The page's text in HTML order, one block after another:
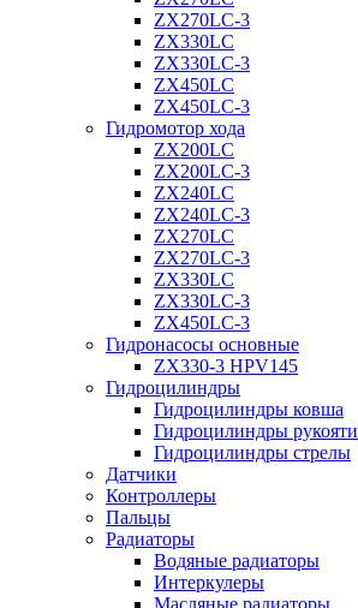
ZX270LC-3
ZX330LC
ZX330LC-3
ZX450LC
ZX450LC-3
Гидромотор хода
ZX200LC
ZX200LC-3
ZX240LC
ZX240LC-3
ZX270LC
ZX270LC-3
ZX330LC
ZX330LC-3
ZX450LC-3
Гидронасосы основные
ZX330-3 HPV145
Гидроцилиндры
Гидроцилиндры ковша
Гидроцилиндры рукояти
Гидроцилиндры стрелы
Датчики
Контроллеры
Пальцы
Радиаторы
Водяные радиаторы
Интеркулеры
Масляные радиаторы